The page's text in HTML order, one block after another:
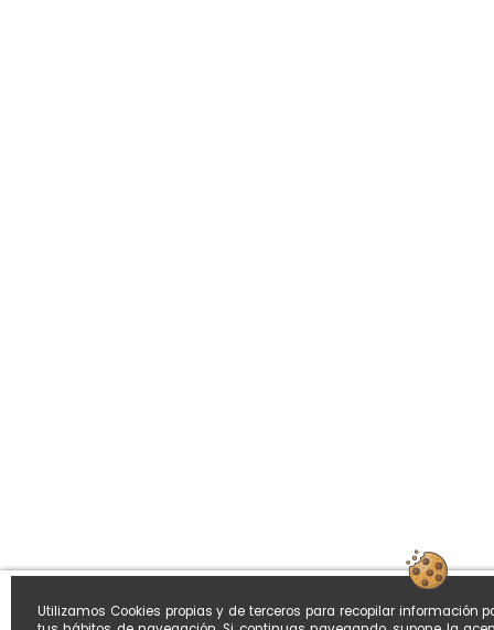
Utilizamos Cookies propias y de terceros para recopilar información